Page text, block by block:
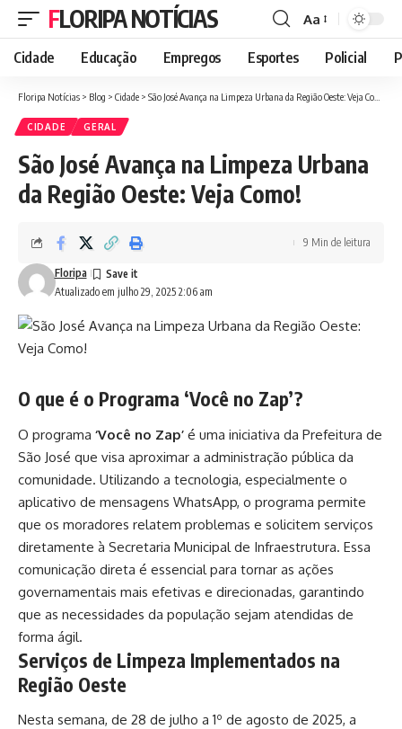
FLORIPA NOTÍCIAS
Font
Resizer
Aa
Cidade Educação Empregos Esportes Policial
Floripa Notícias > Blog > Cidade > São José Avança na Limpeza Urbana da Região Oeste: Veja Como!
CIDADE GERAL
São José Avança na Limpeza Urbana
da Região Oeste: Veja Como!
Atualizado em julho 29, 2025 2:06 am
Floripa
9 Min de leitura
O que é o Programa ‘Você no Zap’?
O programa ‘Você no Zap’ é uma iniciativa da Prefeitura de
São José que visa aproximar a administração pública da
comunidade. Utilizando a tecnologia, especialmente o
aplicativo de mensagens WhatsApp, o programa permite
que os moradores relatem problemas e solicitem serviços
diretamente à Secretaria Municipal de Infraestrutura. Essa
comunicação direta é essencial para tornar as ações
governamentais mais efetivas e direcionadas, garantindo
que as necessidades da população sejam atendidas de
forma ágil.
Serviços de Limpeza Implementados na
Região Oeste
Nesta semana, de 28 de julho a 1º de agosto de 2025, a